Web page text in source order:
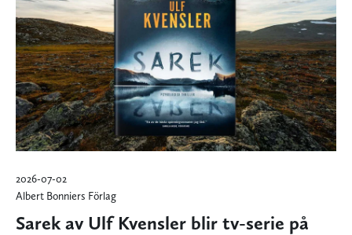
2026-07-02
Albert Bonniers Förlag
Sarek av Ulf Kvensler blir tv-serie på